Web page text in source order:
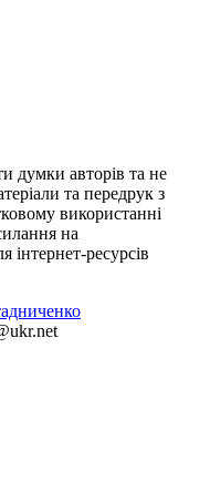
думки авторів та не
та передрук з
використанні
на
інтернет-ресурсів